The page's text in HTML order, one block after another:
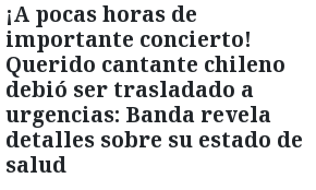
¡A pocas horas de
importante concierto!
Querido cantante chileno
debió ser trasladado a
urgencias: Banda revela
detalles sobre su estado de
salud